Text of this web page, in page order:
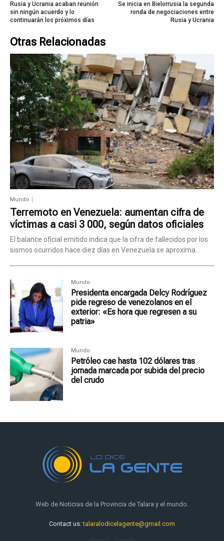
Rusia y Ucrania acaban reunión
sin ningún acuerdo y lo
continuarán los próximos días
Se inicia en Bielorrusia la segunda
ronda de negociaciones entre
Rusia y Ucrania
Otras Relacionadas
Mundo
Terremoto en Venezuela: aumentan cifra de
víctimas a casi 3 000, según datos oficiales
El balance oficial emitido indica que la cifra de fallecidos por los
sismos ocurridos hace diez días en Venezuela se aproxima...
Mundo
Presidenta encargada Delcy Rodríguez
pide regreso de venezolanos en el
exterior: «Es hora que regresen a su
patria»
Mundo
Petróleo cae hasta 102 dólares tras
jornada marcada por subida del precio
del crudo
Web de Noticias de la Provincia de Talara y el mundo.
Contact us:talaralodicelagente@gmail.com